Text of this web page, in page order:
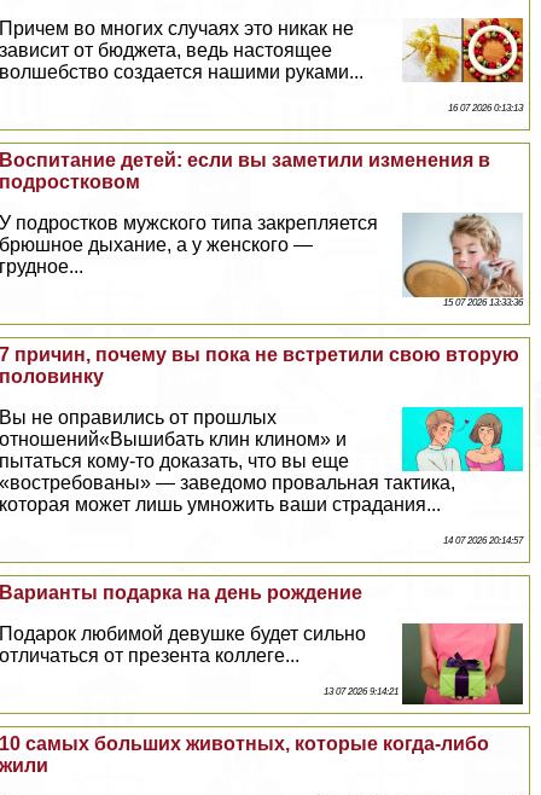
Причем во многих случаях это никак не
зависит от бюджета, ведь настоящее
волшебство создается нашими руками...
16 07 2026 0:13:13
Воспитание детей: если вы заметили изменения в
подростковом
У подростков мужского типа закрепляется
брюшное дыхание, а у женского —
грудное...
15 07 2026 13:33:36
7 причин, почему вы пока не встретили свою вторую
половинку
Вы не оправились от прошлых
отношений«Вышибать клин клином» и
пытаться кому-то доказать, что вы еще
«востребованы» — заведомо провальная тактика,
которая может лишь умножить ваши страдания...
14 07 2026 20:14:57
Варианты подарка на день рождение
Подарок любимой дeвyшке будет сильно
отличаться от презента коллеге...
13 07 2026 9:14:21
10 самых больших животных, которые когда-либо
жили